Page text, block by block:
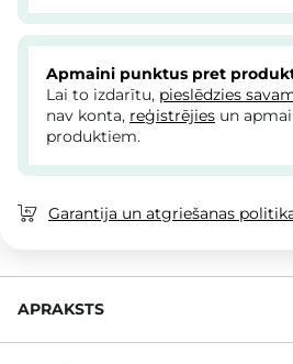
Apmaini punktus pret
Lai to izdarītu, pieslēdzies
nav konta, reģistrējies un
produktiem.
Garantija un atgriešanas
APRAKSTS